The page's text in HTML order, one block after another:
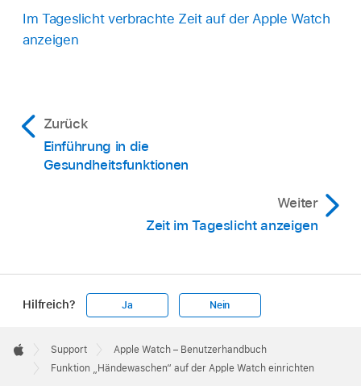
Im Tageslicht verbrachte Zeit auf der Apple Watch
anzeigen
Zurück
Einführung in die
Gesundheitsfunktionen
Weiter
Zeit im Tageslicht anzeigen
Hilfreich? Ja Nein
Footer

Apple
Support
Apple Watch – Benutzerhandbuch
Funktion „Händewaschen“ auf der Apple Watch einrichten